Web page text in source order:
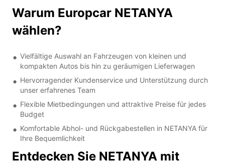
Warum Europcar NETANYA
wählen?
Vielfältige Auswahl an Fahrzeugen von kleinen und
kompakten Autos bis hin zu geräumigen Lieferwagen
Hervorragender Kundenservice und Unterstützung durch
unser erfahrenes Team
Flexible Mietbedingungen und attraktive Preise für jedes
Budget
Komfortable Abhol- und Rückgabestellen in NETANYA für
Ihre Bequemlichkeit
Entdecken Sie NETANYA mit